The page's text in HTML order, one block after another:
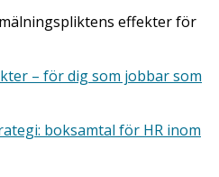
effekter för
– för dig som jobbar som
boksamtal för HR inom